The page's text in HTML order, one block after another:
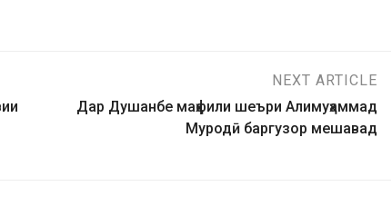
NEXT ARTICLE
Дар Душанбе маҳфили шеъри Алимуҳаммад
Муродӣ баргузор мешавад